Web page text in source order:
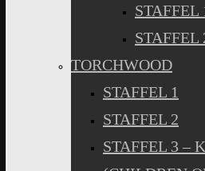
STAFFEL
STAFFEL
TORCHWOOD
STAFFEL 1
STAFFEL 2
STAFFEL 3 –